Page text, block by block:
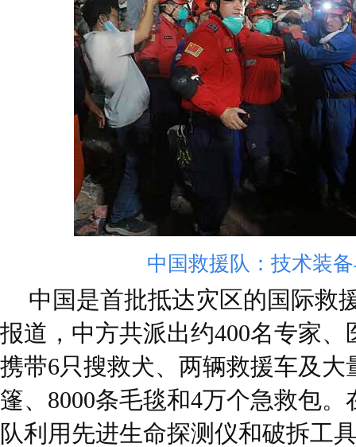
中国救援队：技术装
中国是首批抵达灾区的国际救
报道，中方共派出约400名专家
携带6只搜救犬、两辆救援车及大
篷、8000条毛毯和4万个急救包
队利用先进生命探测仪和破拆工